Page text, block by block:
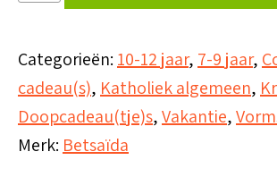
katholieke
ontdekken
aantal
Categorieën: 10-12 jaar, 7-9 jaar,
cadeau(s), Katholiek algemeen,
Doopcadeau(tje)s,Vakantie,
Merk: Betsaïda